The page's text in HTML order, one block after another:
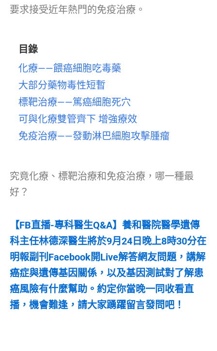
要求接受近年熱門的免疫治療。
目錄
化療——餵癌細胞吃毒藥
大部分藥物毒性短暫
標靶治療——篤癌細胞死穴
可與化療雙管齊下 增強療效
免疫治療——發動淋巴細胞攻擊腫瘤
究竟化療、標靶治療和免疫治療，哪一種最
好？
【FB直播-專科醫生Q&A】養和醫院醫學遺傳
科主任林德深醫生將於9月24日晚上8時30分在
明報副刊Facebook開Live解答網友問題，講解
癌症與遺傳基因關係，以及基因測試對了解患
癌風險有什麼幫助。約定你當晚一同收看直
播，機會難逢，請大家踴躍留言發問吧！